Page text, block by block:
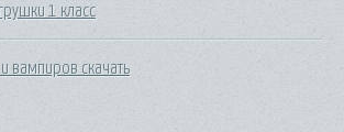
1 класс
вампиров скачать